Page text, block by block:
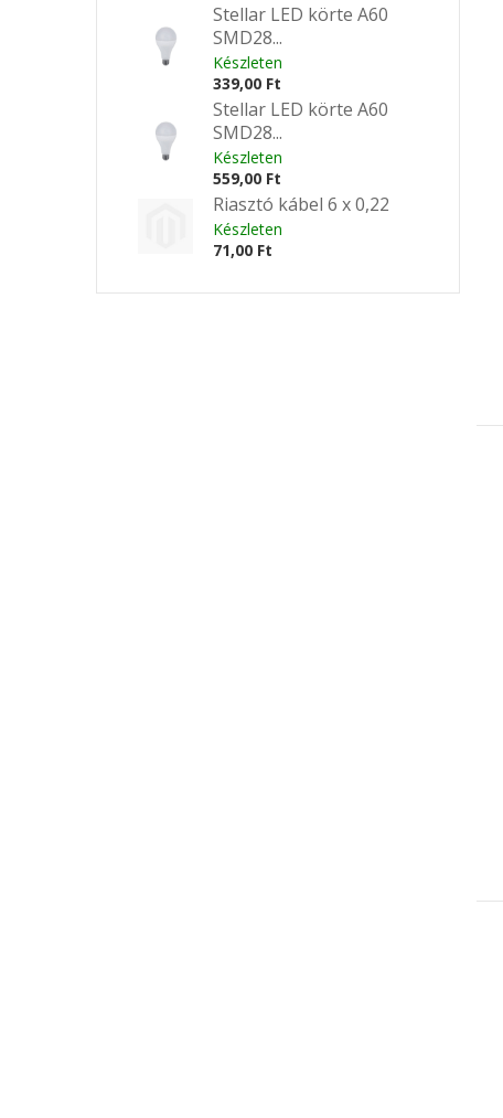
Stellar LED körte A60
SMD28...
Készleten
339,00 Ft
Stellar LED körte A60
SMD28...
Készleten
559,00 Ft
Riasztó kábel 6 x 0,22
Készleten
71,00 Ft